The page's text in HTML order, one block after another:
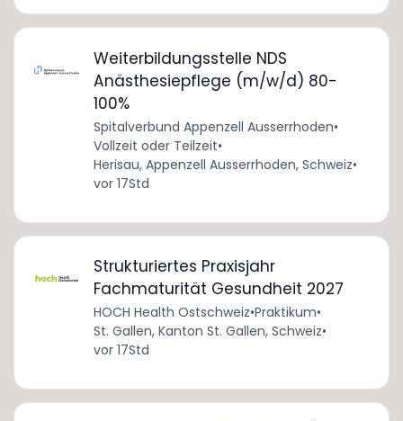
Weiterbildungsstelle NDS
Anästhesiepflege (m/w/d) 80-
100%
Spitalverbund Appenzell Ausserrhoden•
Vollzeit oder Teilzeit•
Herisau, Appenzell Ausserrhoden, Schweiz•
vor 17Std
Strukturiertes Praxisjahr
Fachmaturität Gesundheit 2027
HOCH Health Ostschweiz•Praktikum•
St. Gallen, Kanton St. Gallen, Schweiz•
vor 17Std